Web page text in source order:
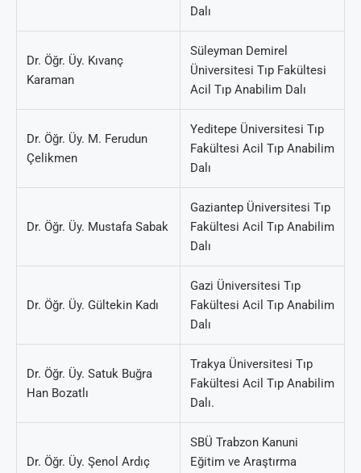
Dalı
Dr. Öğr. Üy. Kıvanç
Karaman
Süleyman Demirel
Üniversitesi Tıp Fakültesi
Acil Tıp Anabilim Dalı
Dr. Öğr. Üy. M. Ferudun
Çelikmen
Yeditepe Üniversitesi Tıp
Fakültesi Acil Tıp Anabilim
Dalı
Dr. Öğr. Üy. Mustafa Sabak
Gaziantep Üniversitesi Tıp
Fakültesi Acil Tıp Anabilim
Dalı
Dr. Öğr. Üy. Gültekin Kadı
Gazi Üniversitesi Tıp
Fakültesi Acil Tıp Anabilim
Dalı
Dr. Öğr. Üy. Satuk Buğra
Han Bozatlı
Trakya Üniversitesi Tıp
Fakültesi Acil Tıp Anabilim
Dalı.
Dr. Öğr. Üy. Şenol Ardıç
SBÜ Trabzon Kanuni
Eğitim ve Araştırma